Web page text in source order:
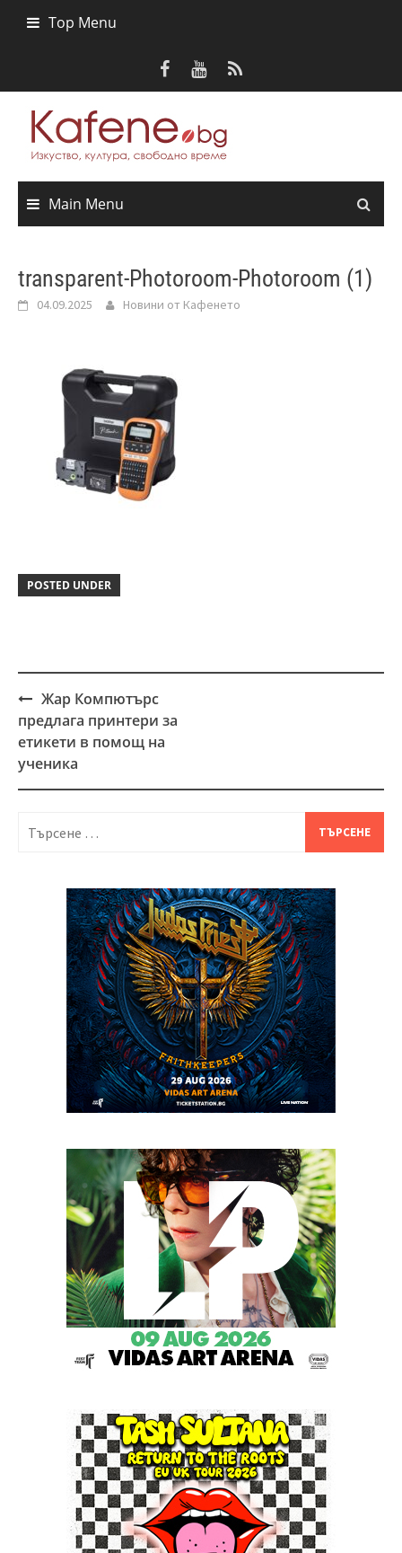
Top Menu
Main Menu
transparent-Photoroom-Photoroom (1)
04.09.2025 Новини от Кафенето
POSTED UNDER
Post
navigation
Жар Компютърс
предлага принтери за
етикети в помощ на
ученика
за: